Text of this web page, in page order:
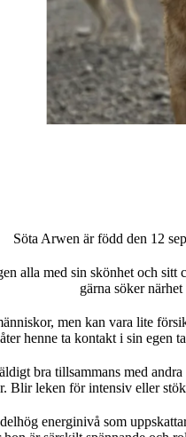
Söta Arwen är född den 12
alla med sin skönhet och sitt
gärna söker
men kan vara lite
henne ta kontakt i sin egen
bra tillsammans med
Blir leken för intensiv eller
energinivå som